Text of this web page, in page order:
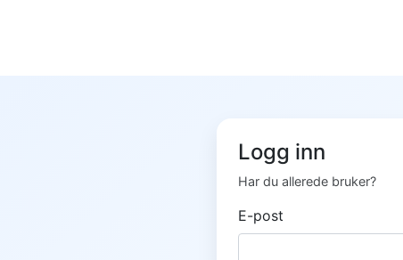
Logg inn
Har du allerede bruker?
E-post